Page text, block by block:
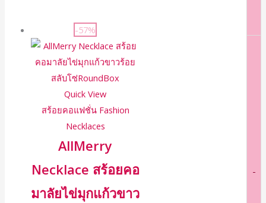
-
-57%
Quick View
สร้อยคอแฟชั่น Fashion
Necklaces
AllMerry
Necklace สร้อยคอ
มาลัยไข่มุกแก้วขาว